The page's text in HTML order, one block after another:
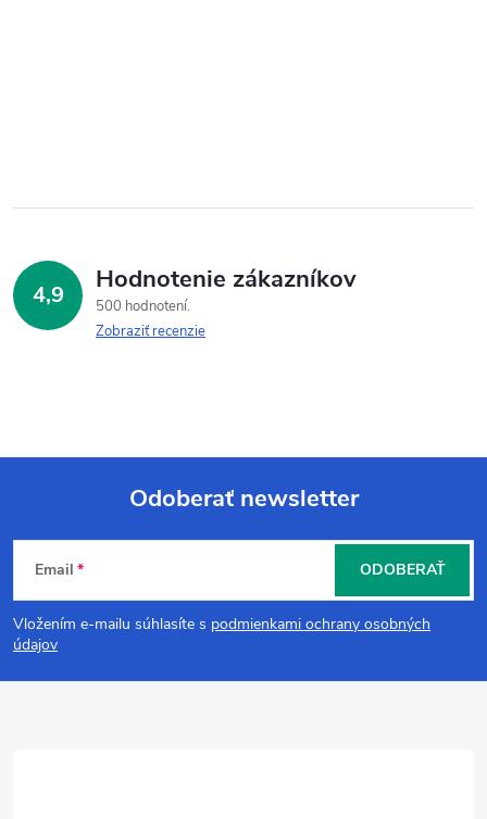
4,9 Hodnotenie zákazníkov
500 hodnotení
Zobraziť recenzie
Z
á
p
Odoberať newsletter
Email
Vložením e-mailu súhlasíte s podmienkami ochrany osobných
údajov
ODOBERAŤ